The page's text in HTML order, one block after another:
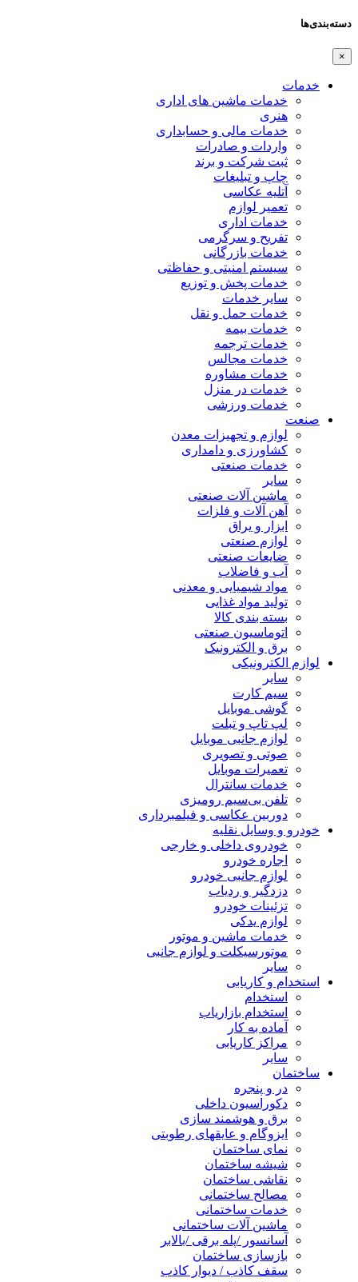
دسته‌بندی‌ها
×
خدمات
خدمات ماشین های اداری
هنری
خدمات مالی و حسابداری
واردات و صادرات
ثبت شرکت و برند
چاپ و تبلیغات
آتلیه عکاسی
تعمیر لوازم
خدمات اداری
تفریح و سرگرمی
خدمات بازرگانی
سیستم امنیتی و حفاظتی
خدمات پخش و توزیع
سایر خدمات
خدمات حمل و نقل
خدمات بیمه
خدمات ترجمه
خدمات مجالس
خدمات مشاوره
خدمات در منزل
خدمات ورزشی
صنعت
لوازم و تجهیزات معدن
کشاورزی و دامداری
خدمات صنعتی
سایر
ماشین آلات صنعتی
آهن آلات و فلزات
ابزار و یراق
لوازم صنعتی
ضایعات صنعتی
آب و فاضلاب
مواد شیمیایی و معدنی
تولید مواد غذایی
بسته بندی کالا
اتوماسیون صنعتی
برق و الکترونیک
لوازم الکترونیکی
سایر
سیم کارت
گوشی موبایل
لپ تاپ و تبلت
لوازم جانبی موبایل
صوتی و تصویری
تعمیرات موبایل
خدمات سانترال
تلفن بی‌سیم رومیزی
دوربین عکاسی و فیلمبرداری
خودرو و وسایل نقلیه
خودروی داخلی و خارجی
اجاره خودرو
لوازم جانبی خودرو
دزدگیر و ردیاب
تزئینات خودرو
لوازم یدکی
خدمات ماشین و موتور
موتورسیکلت و لوازم جانبی
سایر
استخدام و کاریابی
استخدام
استخدام بازاریاب
آماده به کار
مراکز کاریابی
سایر
ساختمان
در و پنجره
دکوراسیون داخلی
برق و هوشمند سازی
ایزوگام و عایقهای رطوبتی
نمای ساختمان
شیشه ساختمان
نقاشی ساختمان
مصالح ساختمانی
خدمات ساختمانی
ماشین آلات ساختمانی
آسانسور /پله برقی /بالابر
بازسازی ساختمان
سقف کاذب / دیوار کاذب